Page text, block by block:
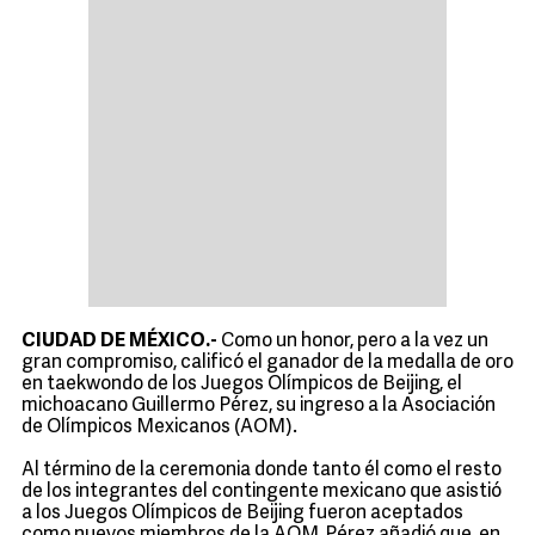
CIUDAD DE MÉXICO.- Como un honor, pero a la vez un
gran compromiso, calificó el ganador de la medalla de oro
en taekwondo de los Juegos Olímpicos de Beijing, el
michoacano Guillermo Pérez, su ingreso a la Asociación
de Olímpicos Mexicanos (AOM).
Al término de la ceremonia donde tanto él como el resto
de los integrantes del contingente mexicano que asistió
a los Juegos Olímpicos de Beijing fueron aceptados